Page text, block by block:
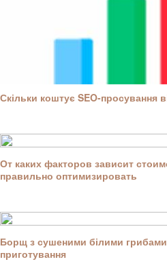
Скільки коштує SEO-просування
От каких факторов зависит
правильно оптимизировать
Борщ з сушеними білими грибами
приготування